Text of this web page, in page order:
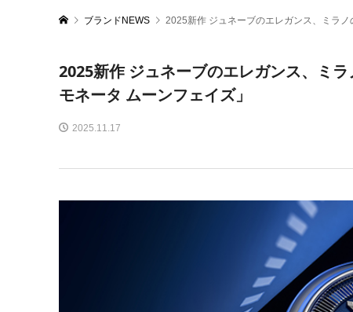
ブランドNEWS 2025新作 ジュネーブのエレガンス、ミラ
2025新作 ジュネーブのエレガンス、ミ
モネータ ムーンフェイズ」
2025.11.17